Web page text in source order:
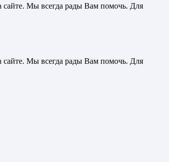
сайте. Мы всегда рады Вам помочь. Для
сайте. Мы всегда рады Вам помочь. Для